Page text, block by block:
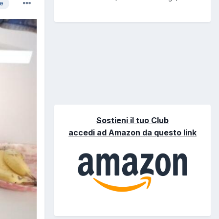
Sostieni il tuo Club
accedi ad Amazon da questo link